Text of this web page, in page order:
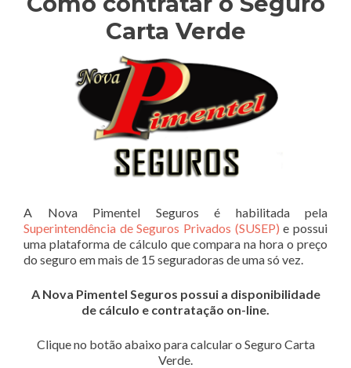
Carta Verde
A Nova Pimentel Seguros é habilitada pela
Superintendência de Seguros Privados (SUSEP) e possui
uma plataforma de cálculo que compara na hora o preço
do seguro em mais de 15 seguradoras de uma só vez.
A Nova Pimentel Seguros possui a disponibilidade
de cálculo e contratação on-line.
Clique no botão abaixo para calcular o Seguro Carta
Verde.